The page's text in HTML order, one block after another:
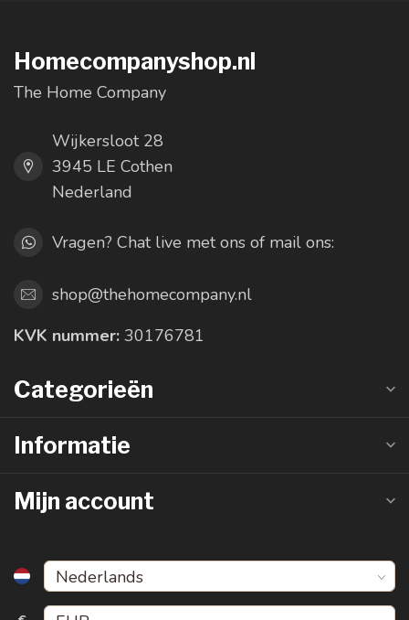
Homecompanyshop.nl
The Home Company
Wijkersloot 28
3945 LE Cothen
Nederland
Vragen? Chat live met ons of mail ons:
shop@thehomecompany.nl
KVK nummer: 30176781
Categorieën
Informatie
Mijn account